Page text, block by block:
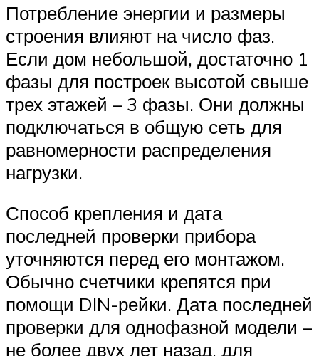
Потребление энергии и размеры
строения влияют на число фаз.
Если дом небольшой, достаточно 1
фазы для построек высотой свыше
трех этажей – 3 фазы. Они должны
подключаться в общую сеть для
равномерности распределения
нагрузки.
Способ крепления и дата
последней проверки прибора
уточняются перед его монтажом.
Обычно счетчики крепятся при
помощи DIN-рейки. Дата последней
проверки для однофазной модели –
не более двух лет назад, для